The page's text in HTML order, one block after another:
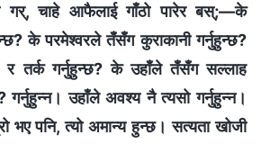
गर्, चाहे आफैलाई गाँठो पारेर बस्;—के
के परमेश्‍वरले तँसँग कुराकानी गर्नुहुन्छ?
तर्क गर्नुहुन्छ? के उहाँले तँसँग सल्‍लाह
गर्नुहुन्‍न। उहाँले अवश्य नै त्यसो गर्नुहुन्‍न।
भए पनि, त्यो अमान्य हुन्छ। सत्यता खोजी